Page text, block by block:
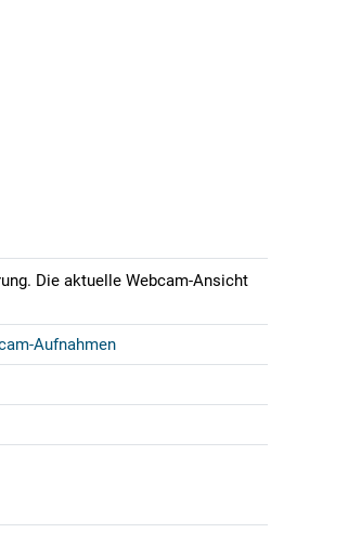
Die aktuelle Webcam-Ansicht
Aufnahmen